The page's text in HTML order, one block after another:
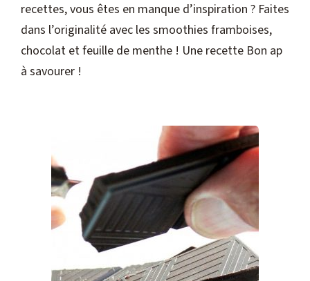
recettes, vous êtes en manque d’inspiration ? Faites
dans l’originalité avec les smoothies framboises,
chocolat et feuille de menthe ! Une recette Bon ap
à savourer !